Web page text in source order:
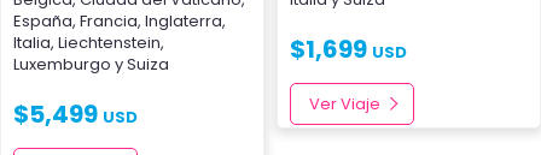
España, Francia, Inglaterra,
Italia, Liechtenstein,
Luxemburgo ySuiza
$5,499 USD
$1,699 USD
Ver Viaje